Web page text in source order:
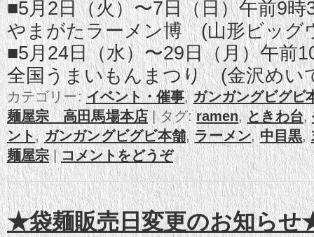
■5月2日（火）〜7日（日）午前9時
やまがたラーメン博 (山形ビッ
■5月24日（水）〜29日（月）午前
全国うまいもんまつり (金沢めい
カテゴリー: イベント・催事,ガンガングビグビ
麺屋宗 高田馬場本店 |タグ: ramen,ときわ台,
ント,ガンガングビグビ本舗,ラーメン,中目黒,
麺屋宗 |コメントをどうぞ
★袋麺販売日変更のお知ら